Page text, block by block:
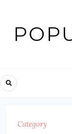
content
Category